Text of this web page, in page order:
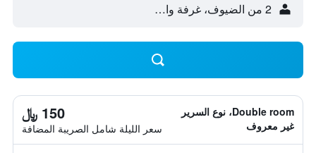
2 من الضيوف، غرفة واحدة
Double room، نوع السرير
غير معروف
150 ﷼
سعر الليلة شامل الصريبة المضافة